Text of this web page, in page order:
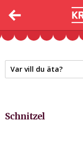
Var vill du äta?
Schnitzel